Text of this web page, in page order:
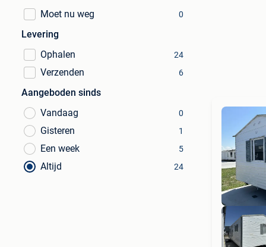
Moet nu weg
0
Levering
Ophalen
24
Verzenden 6
Aangeboden sinds
Vandaag
0
Gisteren 1
Een week 5
Altijd 24